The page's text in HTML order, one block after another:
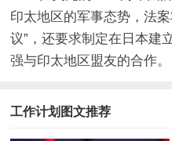
印太地区的军事态势，法
议”，还要求制定在日本建
强与印太地区盟友的合作。
工作计划图文推荐